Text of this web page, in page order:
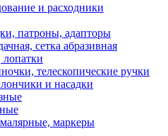
и расходники
патроны, адапторы
сетка абразивная
телескопические ручки
и насадки
маркеры